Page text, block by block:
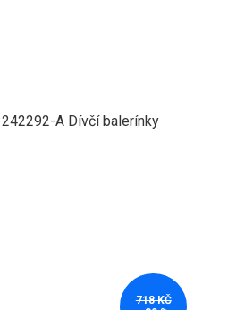
242292-A Dívčí balerínky
718 KČ